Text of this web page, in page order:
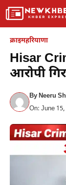
Skip
क्राइमहरियाणा
Hisar
आरोपी
ByNeeru
On: June